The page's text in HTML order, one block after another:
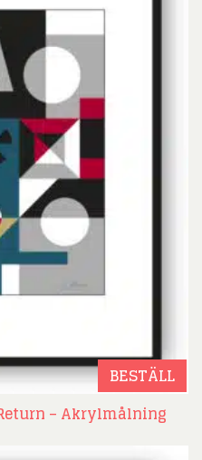
BESTÄLL
– Akrylmålning